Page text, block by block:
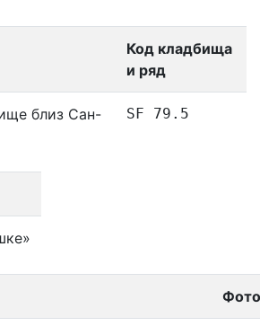
Код кладбища
и ряд
близ Сан-
SF 79.5
Фото